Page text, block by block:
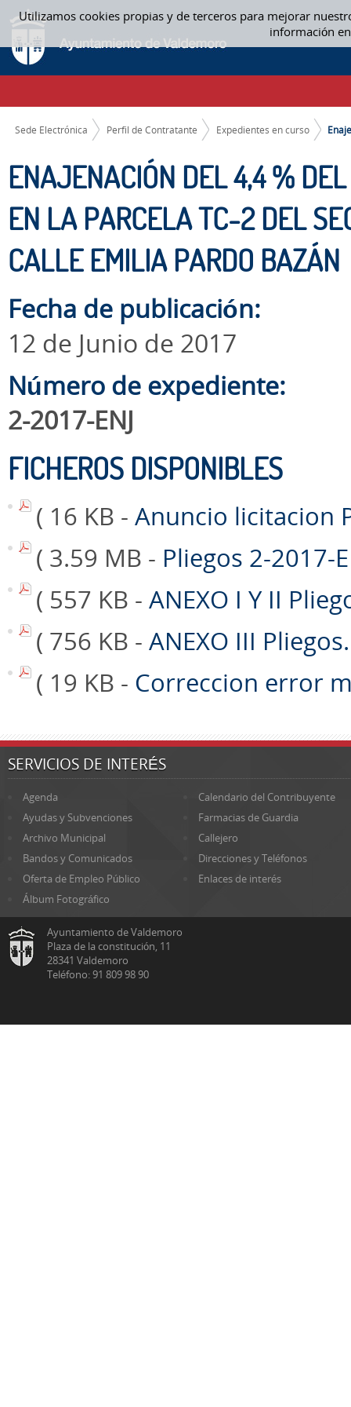
Utilizamos cookies propias y de terceros para mejorar
información
Saltar al contenido
ENAJENACIÓN DEL 4,4 % DEL BIEN INMUEBLE PATRIMONIAL SITO EN LA
EXPEDIENTES EN CURSO
CAMINO DE MIGAS
Sede Electrónica Perfil de Contratante Expedientes en curso
ENAJENACIÓN DEL 4,4 %
EN LA PARCELA TC-2 DEL
CALLE EMILIA PARDO BAZÁN
Fecha de publicación:
12 de Junio de 2017
Número de expediente:
2-2017-ENJ
FICHEROS DISPONIBLES
( 16 KB - Anuncio licitacion
( 3.59 MB - Pliegos 2-2017-
( 557 KB - ANEXO I Y II
( 756 KB - ANEXO III
( 19 KB - Correccion error
SERVICIOS DE INTERÉS
Agenda
Calendario del Contribuyente
Ayudas y Subvenciones
Farmacias de Guardia
Archivo Municipal
Callejero
Bandos y Comunicados
Direcciones y Teléfonos
Oferta de Empleo Público
Enlaces de interés
Álbum Fotográfico
Ayuntamiento de Valdemoro
Plaza de la constitución, 11
28341 Valdemoro
Teléfono: 91 809 98 90